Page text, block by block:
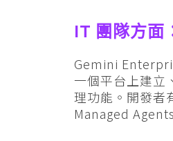
IT 團隊方面
Gemini
一個平台上建立
理功能。開發者
Managed